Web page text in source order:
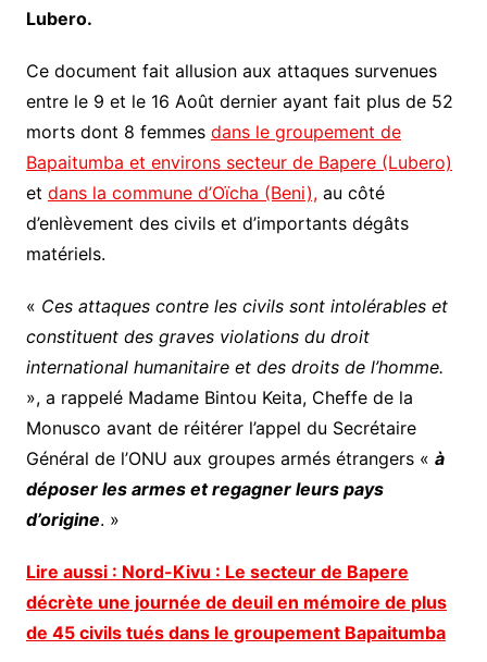
Lubero.
Ce document fait allusion aux attaques survenues
entre le 9 et le 16 Août dernier ayant fait plus de 52
morts dont 8 femmes dans le groupement de
Bapaitumba et environs secteur de Bapere (Lubero)
et dans la commune d’Oïcha (Beni),au côté
d’enlèvement des civils et d’importants dégâts
matériels.
« Ces attaques contre les civils sont intolérables et
constituent des graves violations du droit
international humanitaire et des droits de l’homme.
», a rappelé Madame Bintou Keita, Cheffe de la
Monusco avant de réitérer l’appel du Secrétaire
Général de l’ONU aux groupes armés étrangers « à
déposer les armes et regagner leurs pays
d’origine. »
Lire aussi : Nord-Kivu : Le secteur de Bapere
décrète une journée de deuil en mémoire de plus
de 45 civils tués dans le groupement Bapaitumba